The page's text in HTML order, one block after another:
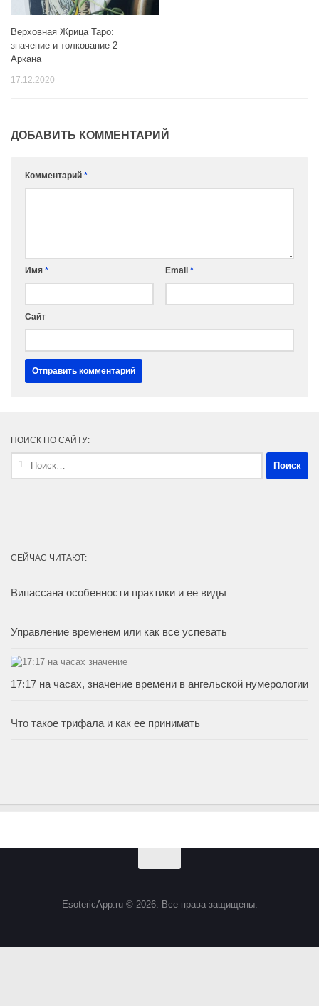
Верховная Жрица Таро:
значение и толкование 2
Аркана
17.12.2020
ДОБАВИТЬ КОММЕНТАРИЙ
Комментарий *
Имя * Email *
Сайт
ПОИСК ПО САЙТУ:
Найти:
СЕЙЧАС ЧИТАЮТ:
Випассана особенности практики и ее виды
Управление временем или как все успевать
17:17 на часах, значение времени в ангельской нумерологии
Что такое трифала и как ее принимать
EsotericApp.ru © 2026. Все права защищены.